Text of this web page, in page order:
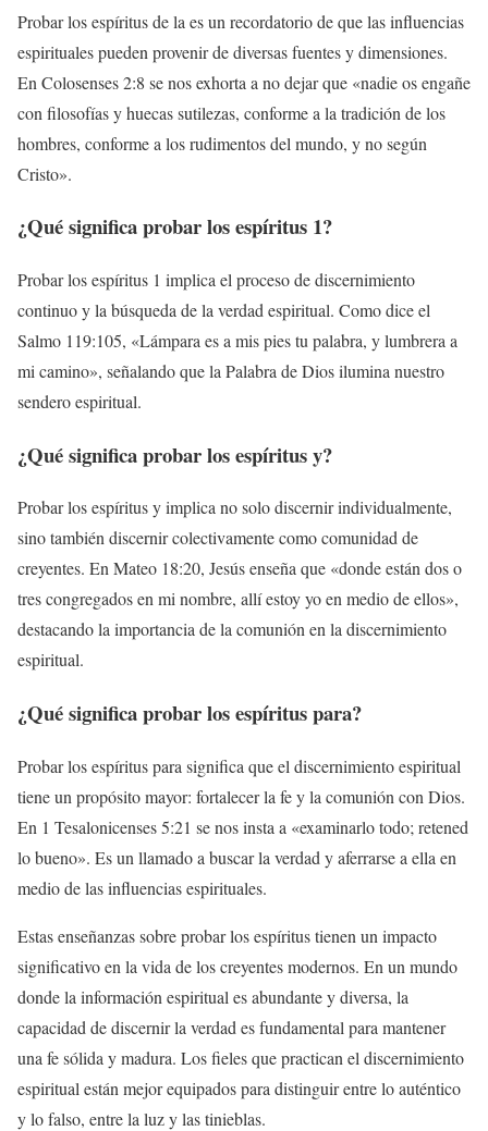
Probar los espíritus de la es un recordatorio de que las influencias
espirituales pueden provenir de diversas fuentes y dimensiones.
En Colosenses 2:8 se nos exhorta a no dejar que «nadie os engañe
con filosofías y huecas sutilezas, conforme a la tradición de los
hombres, conforme a los rudimentos del mundo, y no según
Cristo».
¿Qué significa probar los espíritus 1?
Probar los espíritus 1 implica el proceso de discernimiento
continuo y la búsqueda de la verdad espiritual. Como dice el
Salmo 119:105, «Lámpara es a mis pies tu palabra, y lumbrera a
mi camino», señalando que la Palabra de Dios ilumina nuestro
sendero espiritual.
¿Qué significa probar los espíritus y?
Probar los espíritus y implica no solo discernir individualmente,
sino también discernir colectivamente como comunidad de
creyentes. En Mateo 18:20, Jesús enseña que «donde están dos o
tres congregados en mi nombre, allí estoy yo en medio de ellos»,
destacando la importancia de la comunión en la discernimiento
espiritual.
¿Qué significa probar los espíritus para?
Probar los espíritus para significa que el discernimiento espiritual
tiene un propósito mayor: fortalecer la fe y la comunión con Dios.
En 1 Tesalonicenses 5:21 se nos insta a «examinarlo todo; retened
lo bueno». Es un llamado a buscar la verdad y aferrarse a ella en
medio de las influencias espirituales.
Estas enseñanzas sobre probar los espíritus tienen un impacto
significativo en la vida de los creyentes modernos. En un mundo
donde la información espiritual es abundante y diversa, la
capacidad de discernir la verdad es fundamental para mantener
una fe sólida y madura. Los fieles que practican el discernimiento
espiritual están mejor equipados para distinguir entre lo auténtico
y lo falso, entre la luz y las tinieblas.